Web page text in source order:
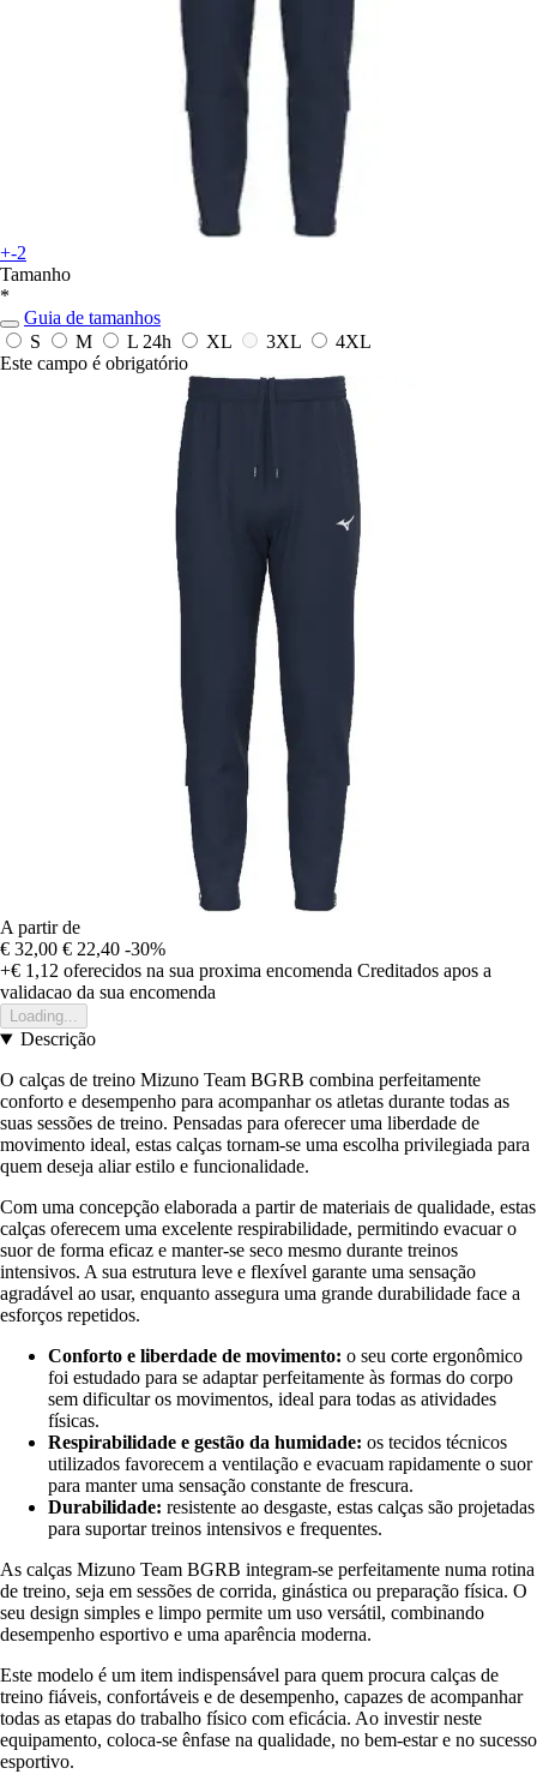
+-2
Tamanho
*
Guia de tamanhos
S
M L 24h XL 3XL
4XL
Este campo é obrigatório
A partir de
€ 32,00 € 22,40 -30%
+€ 1,12 oferecidos na sua proxima encomenda Creditados apos a
validacao da sua encomenda
Loading...
Descrição
O calças de treino Mizuno Team BGRB combina perfeitamente
conforto e desempenho para acompanhar os atletas durante todas as
suas sessões de treino. Pensadas para oferecer uma liberdade de
movimento ideal, estas calças tornam-se uma escolha privilegiada para
quem deseja aliar estilo e funcionalidade.
Com uma concepção elaborada a partir de materiais de qualidade, estas
calças oferecem uma excelente respirabilidade, permitindo evacuar o
suor de forma eficaz e manter-se seco mesmo durante treinos
intensivos. A sua estrutura leve e flexível garante uma sensação
agradável ao usar, enquanto assegura uma grande durabilidade face a
esforços repetidos.
Conforto e liberdade de movimento: o seu corte ergonômico
foi estudado para se adaptar perfeitamente às formas do corpo
sem dificultar os movimentos, ideal para todas as atividades
físicas.
Respirabilidade e gestão da humidade: os tecidos técnicos
utilizados favorecem a ventilação e evacuam rapidamente o suor
para manter uma sensação constante de frescura.
Durabilidade: resistente ao desgaste, estas calças são projetadas
para suportar treinos intensivos e frequentes.
As calças Mizuno Team BGRB integram-se perfeitamente numa rotina
de treino, seja em sessões de corrida, ginástica ou preparação física. O
seu design simples e limpo permite um uso versátil, combinando
desempenho esportivo e uma aparência moderna.
Este modelo é um item indispensável para quem procura calças de
treino fiáveis, confortáveis e de desempenho, capazes de acompanhar
todas as etapas do trabalho físico com eficácia. Ao investir neste
equipamento, coloca-se ênfase na qualidade, no bem-estar e no sucesso
esportivo.